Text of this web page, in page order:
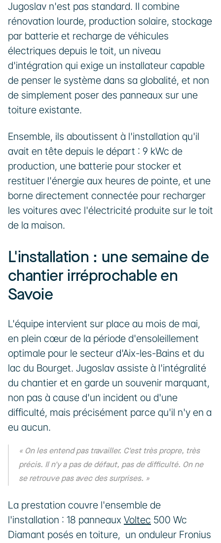
Jugoslav n'est pas standard. Il combine
rénovation lourde, production solaire, stockage
par batterie et recharge de véhicules
électriques depuis le toit, un niveau
d'intégration qui exige un installateur capable
de penser le système dans sa globalité, et non
de simplement poser des panneaux sur une
toiture existante.
Ensemble, ils aboutissent à l'installation qu'il
avait en tête depuis le départ : 9 kWc de
production, une batterie pour stocker et
restituer l'énergie aux heures de pointe, et une
borne directement connectée pour recharger
les voitures avec l'électricité produite sur le toit
de la maison.
L'installation : une semaine de
chantier irréprochable en
Savoie
L'équipe intervient sur place au mois de mai,
en plein cœur de la période d'ensoleillement
optimale pour le secteur d'Aix-les-Bains et du
lac du Bourget. Jugoslav assiste à l'intégralité
du chantier et en garde un souvenir marquant,
non pas à cause d'un incident ou d'une
difficulté, mais précisément parce qu'il n'y en a
eu aucun.
« On les entend pas travailler. C'est très propre, très
précis. Il n'y a pas de défaut, pas de difficulté. On ne
se retrouve pas avec des surprises. »
La prestation couvre l'ensemble de
l'installation : 18 panneaux Voltec 500 Wc
Diamant posés en toiture,  un onduleur Fronius